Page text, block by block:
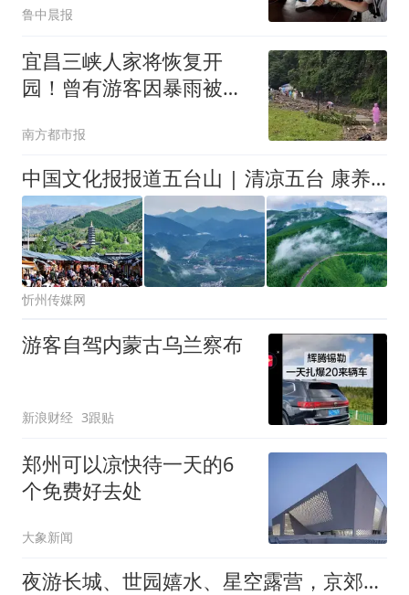
钟，让游客在不知不觉中
记住养生知识
鲁中晨报
宜昌三峡人家将恢复开
园！曾有游客因暴雨被
南方都市报
中国文化报报道五台山 | 清凉五台 康养福地
忻州传媒网
游客自驾内蒙古乌兰察布
新浪财经 3跟贴
郑州可以凉快待一天的6
个免费好去处
大象新闻
夜游长城、世园嬉水、星空露营，京郊夏夜“微度假”火了